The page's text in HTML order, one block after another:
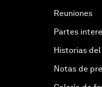
Reuniones
Partes
Historias del
Notas de